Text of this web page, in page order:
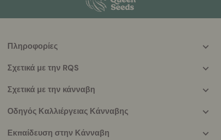
More
info
Πληροφορίες
Σχετικά με την RQS
Σχετικά με την κάνναβη
Οδηγός Καλλιέργειας Κάνναβης
Εκπαίδευση στην Κάνναβη